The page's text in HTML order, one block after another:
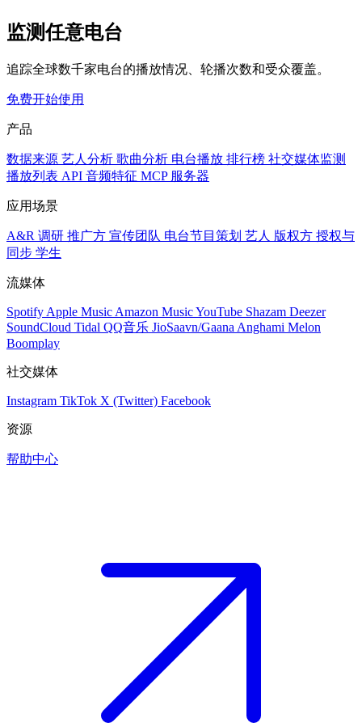
监测任意电台
追踪全球数千家电台的播放情况、轮播次数和受众覆盖。
免费开始使用
产品
数据来源 艺人分析 歌曲分析 电台播放 排行榜 社交媒体监测
播放列表 API 音频特征 MCP 服务器
应用场景
A&R 调研 推广方 宣传团队 电台节目策划 艺人 版权方 授权与
同步 学生
流媒体
Spotify Apple Music Amazon MusicYouTube Shazam Deezer
SoundCloud Tidal QQ音乐 JioSaavn/Gaana Anghami Melon
Boomplay
社交媒体
Instagram TikTok X (Twitter) Facebook
资源
帮助中心